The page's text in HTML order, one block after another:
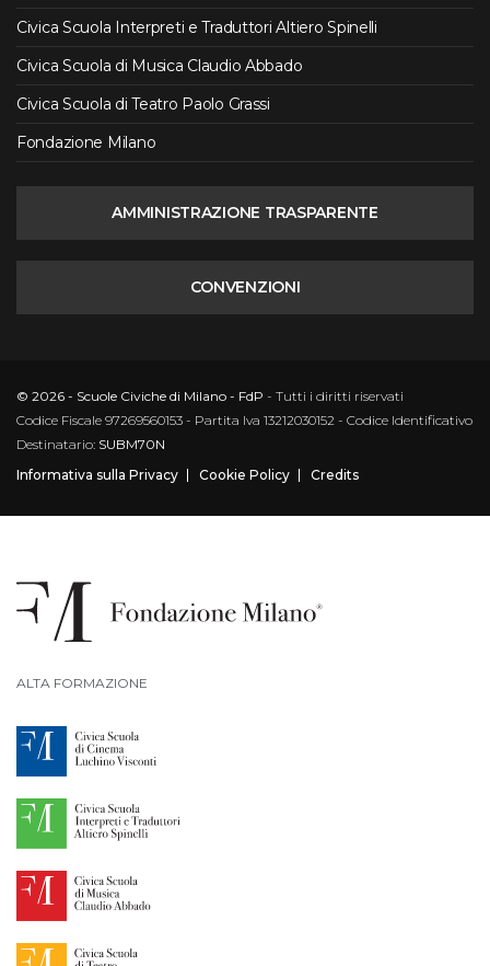
Civica Scuola Interpreti e Traduttori Altiero Spinelli
Civica Scuola di Musica Claudio Abbado
Civica Scuola di Teatro Paolo Grassi
Fondazione Milano
AMMINISTRAZIONE TRASPARENTE
CONVENZIONI
© 2026 - Scuole Civiche di Milano - FdP - Tutti i diritti riservati
Codice Fiscale 97269560153 - Partita Iva 13212030152 - Codice Identificativo
Destinatario: SUBM70N
Informativa sulla Privacy
Cookie Policy Credits
ALTA FORMAZIONE